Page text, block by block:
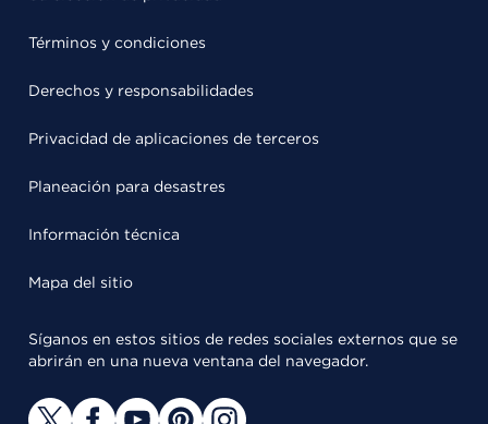
Términos y condiciones
Derechos y responsabilidades
Privacidad de aplicaciones de terceros
Planeación para desastres
Información técnica
Mapa del sitio
Síganos en estos sitios de redes sociales externos que se
abrirán en una nueva ventana del navegador.